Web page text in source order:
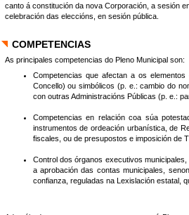
canto á constitución da nova Corporación, a sesión
celebración das eleccións, en sesión pública.
COMPETENCIAS
As principales competencias do Pleno Municipal son:
Competencias que afectan a os
Concello) ou simbólicos (p. e.: cambio do
con outras Administracións Públicas (p. e.:
Competencias en relación coa súa
instrumentos de ordeación urbanística, de
fiscales, ou de presupostos e imposición de
Control dos órganos executivos
a aprobación das contas municipales,
confianza, reguladas na Lexislación estatal,